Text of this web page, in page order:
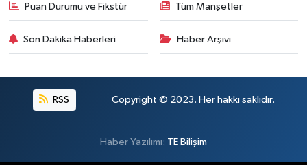
Puan Durumu ve Fikstür Tüm Manşetler
Son Dakika Haberleri Haber Arşivi
RSS Copyright © 2023. Her hakkı saklıdır.
Haber Yazılımı: TE Bilişim